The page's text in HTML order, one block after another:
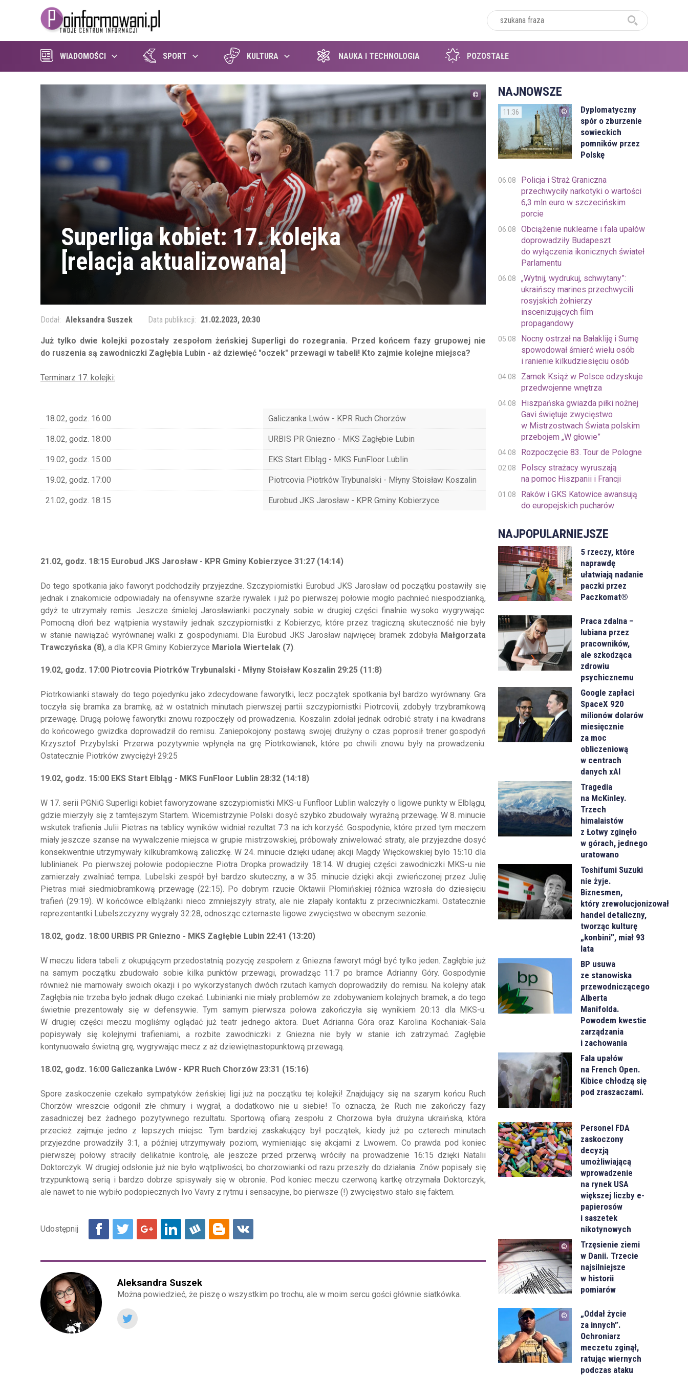
WIADOMOŚCI SPORT KULTURA NAUKA I TECHNOLOGIA POZOSTAŁE
Superliga kobiet: 17. kolejka
[relacja aktualizowana]
Dodał: Aleksandra Suszek Data publikacji: 21.02.2023, 20:30
Już tylko dwie kolejki pozostały zespołom żeńskiej Superligi do rozegrania. Przed końcem fazy grupowej nie
do ruszenia są zawodniczki Zagłębia Lubin - aż dziewięć "oczek" przewagi w tabeli! Kto zajmie kolejne miejsca?
Terminarz 17. kolejki:
18.02, godz. 16:00 Galiczanka Lwów - KPR Ruch Chorzów
18.02, godz. 18:00 URBIS PR Gniezno - MKS Zagłębie Lubin
19.02, godz. 15:00 EKS Start Elbląg - MKS FunFloor Lublin
19.02, godz. 17:00 Piotrcovia Piotrków Trybunalski - Młyny Stoisław Koszalin
21.02, godz. 18:15 Eurobud JKS Jarosław - KPR Gminy Kobierzyce
21.02, godz. 18:15 Eurobud JKS Jarosław - KPR Gminy Kobierzyce 31:27 (14:14)
Do tego spotkania jako faworyt podchodziły przyjezdne. Szczypiornistki Eurobud JKS Jarosław od początku postawiły się
jednak i znakomicie odpowiadały na ofensywne szarże rywalek i już po pierwszej połowie mogło pachnieć niespodzianką,
gdyż te utrzymały remis. Jeszcze śmielej Jarosławianki poczynały sobie w drugiej części finalnie wysoko wygrywając.
Pomocną dłoń bez wątpienia wystawiły jednak szczypiornistki z Kobierzyc, które przez tragiczną skuteczność nie były
w stanie nawiązać wyrównanej walki z gospodyniami. Dla Eurobud JKS Jarosław najwięcej bramek zdobyła Małgorzata
Trawczyńska (8), a dla KPR Gminy Kobierzyce Mariola Wiertelak (7).
19.02, godz. 17:00 Piotrcovia Piotrków Trybunalski - Młyny Stoisław Koszalin 29:25 (11:8)
Piotrkowianki stawały do tego pojedynku jako zdecydowane faworytki, lecz początek spotkania był bardzo wyrównany. Gra
toczyła się bramka za bramkę, aż w ostatnich minutach pierwszej partii szczypiornistki Piotrcovii, zdobyły trzybramkową
przewagę. Drugą połowę faworytki znowu rozpoczęły od prowadzenia. Koszalin zdołał jednak odrobić straty i na kwadrans
do końcowego gwizdka doprowadził do remisu. Zaniepokojony postawą swojej drużyny o czas poprosił trener gospodyń
Krzysztof Przybylski. Przerwa pozytywnie wpłynęła na grę Piotrkowianek, które po chwili znowu były na prowadzeniu.
Ostatecznie Piotrków zwyciężył 29:25
19.02, godz. 15:00 EKS Start Elbląg - MKS FunFloor Lublin 28:32 (14:18)
W 17. serii PGNiG Superligi kobiet faworyzowane szczypiornistki MKS-u Funfloor Lublin walczyły o ligowe punkty w Elblągu,
gdzie mierzyły się z tamtejszym Startem. Wicemistrzynie Polski dosyć szybko zbudowały wyraźną przewagę. W 8. minucie
wskutek trafienia Julii Pietras na tablicy wyników widniał rezultat 7:3 na ich korzyść. Gospodynie, które przed tym meczem
miały jeszcze szanse na wywalczenie miejsca w grupie mistrzowskiej, próbowały zniwelować straty, ale przyjezdne dosyć
konsekwentnie utrzymywały kilkubramkową zaliczkę. W 24. minucie dzięki udanej akcji Magdy Więckowskiej było 15:10 dla
lublinianek. Po pierwszej połowie podopieczne Piotra Dropka prowadziły 18:14. W drugiej części zawodniczki MKS-u nie
zamierzały zwalniać tempa. Lubelski zespół był bardzo skuteczny, a w 35. minucie dzięki akcji zwieńczonej przez Julię
Pietras miał siedmiobramkową przewagę (22:15). Po dobrym rzucie Oktawii Płomińskiej różnica wzrosła do dziesięciu
trafień (29:19). W końcówce elblążanki nieco zmniejszyły straty, ale nie złapały kontaktu z przeciwniczkami. Ostatecznie
reprezentantki Lubelszczyzny wygrały 32:28, odnosząc czternaste ligowe zwycięstwo w obecnym sezonie.
18.02, godz. 18:00 URBIS PR Gniezno - MKS Zagłębie Lubin 22:41 (13:20)
W meczu lidera tabeli z okupującym przedostatnią pozycję zespołem z Gniezna faworyt mógł być tylko jeden. Zagłębie już
na samym początku zbudowało sobie kilka punktów przewagi, prowadząc 11:7 po bramce Adrianny Góry. Gospodynie
również nie marnowały swoich okazji i po wykorzystanych dwóch rzutach karnych doprowadziły do remisu. Na kolejny atak
Zagłębia nie trzeba było jednak długo czekać. Lubinianki nie miały problemów ze zdobywaniem kolejnych bramek, a do tego
świetnie prezentowały się w defensywie. Tym samym pierwsza połowa zakończyła się wynikiem 20:13 dla MKS-u.
W drugiej części meczu mogliśmy oglądać już teatr jednego aktora. Duet Adrianna Góra oraz Karolina Kochaniak-Sala
popisywały się kolejnymi trafieniami, a rozbite zawodniczki z Gniezna nie były w stanie ich zatrzymać. Zagłębie
kontynuowało świetną grę, wygrywając mecz z aż dziewiętnastopunktową przewagą.
18.02, godz. 16:00 Galiczanka Lwów - KPR Ruch Chorzów 23:31 (15:16)
Spore zaskoczenie czekało sympatyków żeńskiej ligi już na początku tej kolejki! Znajdujący się na szarym końcu Ruch
Chorzów wreszcie odgonił złe chmury i wygrał, a dodatkowo nie u siebie! To oznacza, że Ruch nie zakończy fazy
zasadniczej bez żadnego pozytywnego rezultatu. Sportową ofiarą zespołu z Chorzowa była drużyna ukraińska, która
przecież zajmuje jedno z lepszych miejsc. Tym bardziej zaskakujący był początek, kiedy już po czterech minutach
przyjezdne prowadziły 3:1, a później utrzymywały poziom, wymieniając się akcjami z Lwowem. Co prawda pod koniec
pierwszej połowy straciły delikatnie kontrolę, ale jeszcze przed przerwą wróciły na prowadzenie 16:15 dzięki Natalii
Doktorczyk. W drugiej odsłonie już nie było wątpliwości, bo chorzowianki od razu przeszły do działania. Znów popisały się
trzypunktową serią i bardzo dobrze spisywały się w obronie. Pod koniec meczu czerwoną kartkę otrzymała Doktorczyk,
ale nawet to nie wybiło podopiecznych Ivo Vavry z rytmu i sensacyjne, bo pierwsze (!) zwycięstwo stało się faktem.
Aleksandra Suszek
Można powiedzieć, że piszę o wszystkim po trochu, ale w moim sercu gości głównie siatkówka.
NAJNOWSZE
11:36
Dyplomatyczny
spór o zburzenie
sowieckich
pomników przez
Polskę
06.08
Policja i Straż Graniczna
przechwyciły narkotyki o wartości
6,3 mln euro w szczecińskim
porcie
06.08
Obciążenie nuklearne i fala upałów
doprowadziły Budapeszt
do wyłączenia ikonicznych świateł
Parlamentu
06.08
„Wytnij, wydrukuj, schwytany”:
ukraińscy marines przechwycili
rosyjskich żołnierzy
inscenizujących film
propagandowy
05.08
Nocny ostrzał na Bałakliję i Sumę
spowodował śmierć wielu osób
i ranienie kilkudziesięciu osób
04.08
Zamek Książ w Polsce odzyskuje
przedwojenne wnętrza
04.08
Hiszpańska gwiazda piłki nożnej
Gavi świętuje zwycięstwo
w Mistrzostwach Świata polskim
przebojem „W głowie”
04.08 Rozpoczęcie 83. Tour de Pologne
02.08
Polscy strażacy wyruszają
na pomoc Hiszpanii i Francji
01.08
Raków i GKS Katowice awansują
do europejskich pucharów
NAJPOPULARNIEJSZE
5 rzeczy, które
naprawdę
ułatwiają nadanie
paczki przez
Paczkomat®
Praca zdalna –
lubiana przez
pracowników,
ale szkodząca
zdrowiu
psychicznemu
Google zapłaci
SpaceX 920
milionów dolarów
miesięcznie
za moc
obliczeniową
w centrach
danych xAI
Tragedia
na McKinley.
Trzech
himalaistów
z Łotwy zginęło
w górach, jednego
uratowano
Toshifumi Suzuki
nie żyje.
Biznesmen,
który zrewolucjonizował
handel detaliczny,
tworząc kulturę
„konbini”, miał 93
lata
BP usuwa
ze stanowiska
przewodniczącego
Alberta
Manifolda.
Powodem kwestie
zarządzania
i zachowania
Fala upałów
na French Open.
Kibice chłodzą się
pod zraszaczami.
Personel FDA
zaskoczony
decyzją
umożliwiającą
wprowadzenie
na rynek USA
większej liczby e-
papierosów
i saszetek
nikotynowych
Trzęsienie ziemi
w Danii. Trzecie
najsilniejsze
w historii
pomiarów
„Oddał życie
za innych”.
Ochroniarz
meczetu zginął,
ratując wiernych
podczas ataku